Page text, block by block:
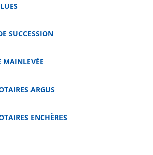
SUCCESSION
MAINLEVÉE
ARGUS
ENCHÈRES